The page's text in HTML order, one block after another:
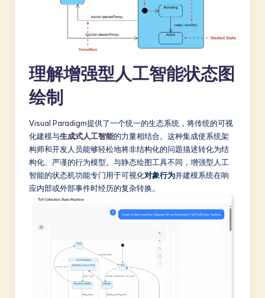
-
L
理解增强型人工智能状态图
绘制
Visual Paradigm提供了一个统一的生态系统，将传统的可视
化建模与生成式人工智能的力量相结合。这种集成使系统架
构师和开发人员能够轻松地将非结构化的问題描述转化为结
构化、严谨的行为模型。与静态绘图工具不同，增强型人工
智能的状态机功能专门用于可视化对象行为并建模系统在响
应内部或外部事件时经历的复杂转换。